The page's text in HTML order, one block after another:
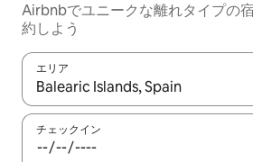
Airbnbでユニークな離れタイプの
約しよう
エリア
検索結果が表示されたら、上下の矢
チェックイン